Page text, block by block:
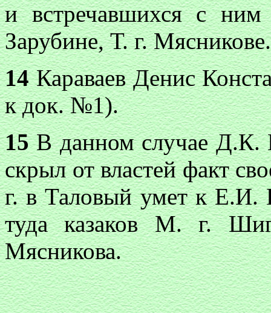
и встречавшихся с
Зарубине, Т. г. Мясникове.
14Караваев Денис
к док. №1).
15В данном случае Д.К.
скрыл от властей факт
г. в Таловый умет к Е.И.
туда казаков М. г.
Мясникова.